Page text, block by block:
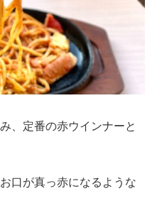
、定番の赤ウインナーと
口が真っ赤になるような